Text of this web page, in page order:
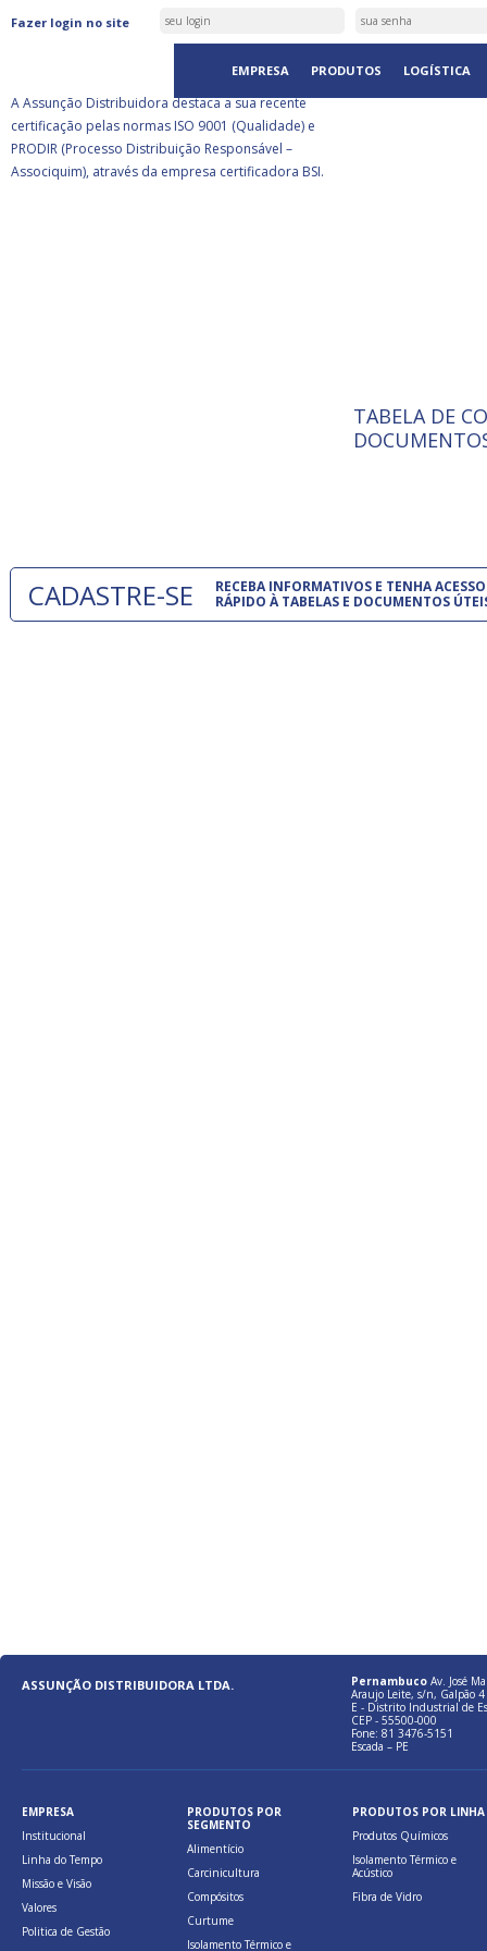
Fazer login no site
EMPRESA PRODUTOS LOGÍSTICA
ASSUNÇÃO DISTRIBUIDORA É
CERTIFICADA PELA BSI
A Assunção Distribuidora destaca a sua recente
certificação pelas normas ISO 9001 (Qualidade) e
PRODIR (Processo Distribuição Responsável –
Associquim), através da empresa certificadora BSI.
ISO 9001:
A
TABELA DE
CADASTRE-SE
RECEBA INFORMATIVOS E TENHA ACESSO
RÁPIDO À TABELAS E DOCUMENTOS
ASSUNÇÃO DISTRIBUIDORA LTDA. Pernambuco Av. José
Araujo Leite, s/n, Galpão 4
E - Distrito Industrial de
CEP - 55500-000
Fone: 81 3476-5151
Escada – PE
EMPRESA
Institucional
Linha do Tempo
Missão e Visão
Valores
Politica de Gestão
PRODUTOS POR
SEGMENTO
Alimentício
Carcinicultura
Compósitos
Curtume
Isolamento Térmico e
PRODUTOS POR LINHA
Produtos Químicos
Isolamento Térmico e
Acústico
Fibra de Vidro